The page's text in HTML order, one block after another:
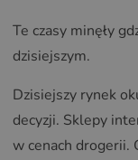
Te czasy minęły
dzisiejszym.
Dzisiejszy rynek
decyzji. Sklepy
w cenach drogerii.